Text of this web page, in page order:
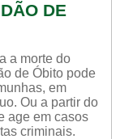
DE
a morte do
de Óbito pode
em
Ou a partir do
age em casos
criminais.